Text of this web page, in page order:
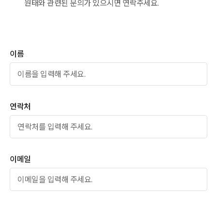
원태와 관련된 문의가 있으시면 연락주세요.
이름
연락처
이메일